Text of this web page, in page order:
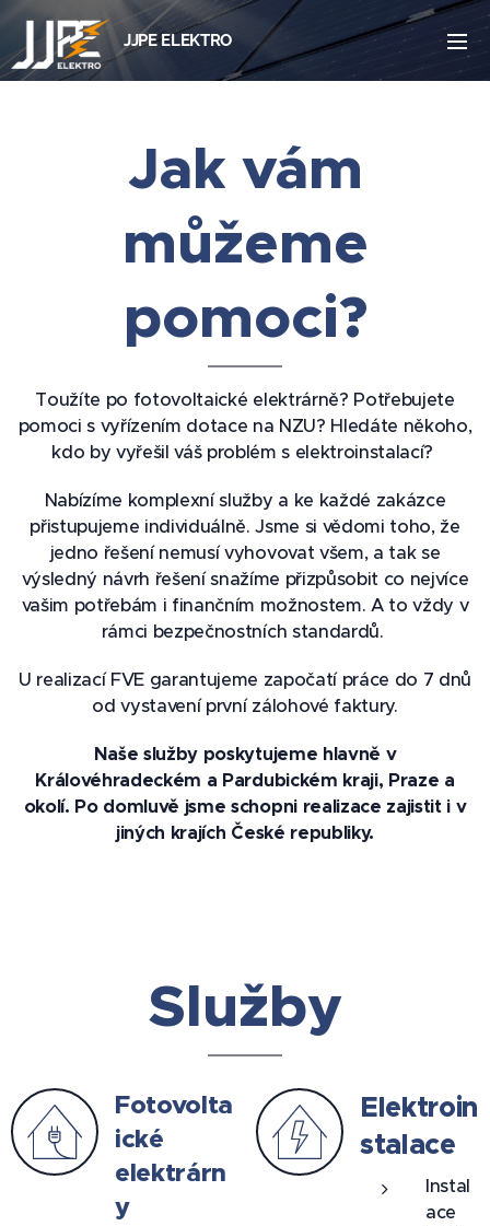
JJPE ELEKTRO
Jak vám
můžeme
pomoci?
Toužíte po fotovoltaické elektrárně? Potřebujete
pomoci s vyřízením dotace na NZU? Hledáte někoho,
kdo by vyřešil váš problém s elektroinstalací?
Nabízíme komplexní služby a ke každé zakázce
přistupujeme individuálně. Jsme si vědomi toho, že
jedno řešení nemusí vyhovovat všem, a tak se
výsledný návrh řešení snažíme přizpůsobit co nejvíce
vašim potřebám i finančním možnostem. A to vždy v
rámci bezpečnostních standardů.
U realizací FVE garantujeme započatí práce do 7 dnů
od vystavení první zálohové faktury.
Naše služby poskytujeme hlavně v
Královéhradeckém a Pardubickém kraji, Praze a
okolí. Po domluvě jsme schopni realizace zajistit i v
jiných krajích České republiky.
Služby
Fotovolta
ické
elektrárn
y
Elektroin
stalace
Instal
ace